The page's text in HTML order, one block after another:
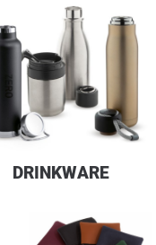
DRINKWARE